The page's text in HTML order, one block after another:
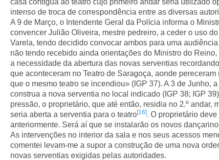
casa contígua ao teatro cujo primeiro andar seria utilizado
intenso de troca de correspondência entre as diversas
A 9 de Março, o Intendente Geral da Polícia informa o
convencer Julião Oliveira, mestre pedreiro, a ceder o uso
Varela, tendo decidido convocar ambos para uma
não tendo recebido ainda orientações do Ministro do
a necessidade da abertura das novas serventias
que aconteceram no Teatro de Saragoça, aonde
que o mesmo teatro se incendiou» (IGP 37). A 3 de Junho,
construa a nova serventia no local indicado (IGP 38; IGP
pressão, o proprietário, que até então, residia no 2.º andar,
seria aberta a serventia para o teatro[16]. O proprietário
anteriormente. Será aí que se instalarão os novos
As intervenções no interior da sala e nos seus acessos
comentei levam-me a supor a construção de uma nova
novas serventias exigidas pelas autoridades.